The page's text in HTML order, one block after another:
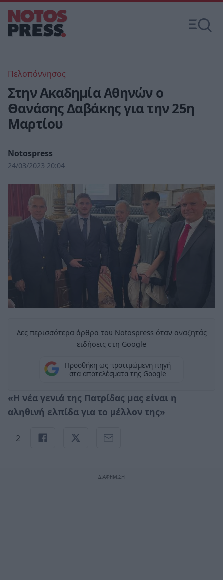
Πελοπόννησος
Στην Ακαδημία Αθηνών ο
Θανάσης Δαβάκης για την 25η
Μαρτίου
Notospress
24/03/2023 20:04
Δες περισσότερα άρθρα του Notospress όταν αναζητάς
ειδήσεις στη Google
Προσθήκη ως προτιμώμενη πηγή
στα αποτελέσματα της Google
«Η νέα γενιά της Πατρίδας μας είναι η
αληθινή ελπίδα για το μέλλον της»
2